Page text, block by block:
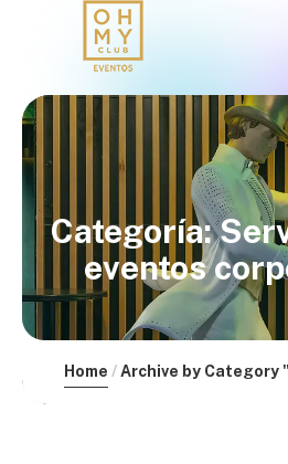
Categoría:
eventos
Home Archive by Category "Servicios